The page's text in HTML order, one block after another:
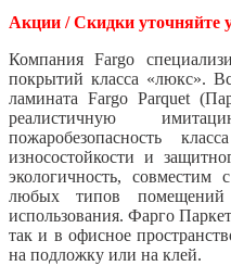
Акции / Скидки уточняйте
Компания Fargo
покрытий класса «люкс».
ламината Fargo Parquet
реалистичную
пожаробезопасность
износостойкости и
экологичность,
любых типов помещений
использования. Фарго
так и в офисное
на подложку или на клей.